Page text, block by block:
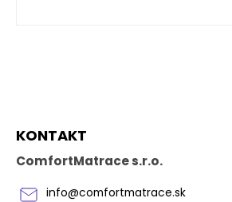
KONTAKT
ComfortMatrace s.r.o.
info@comfortmatrace.sk